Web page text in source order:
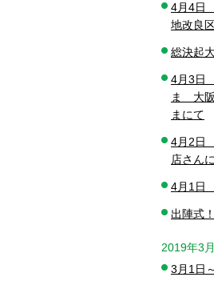
4月4日
地改良
総決起
4月3日
ま 大阪
まにて
4月2日
店さん
4月1日
出陣式
2019年3月
3月1日